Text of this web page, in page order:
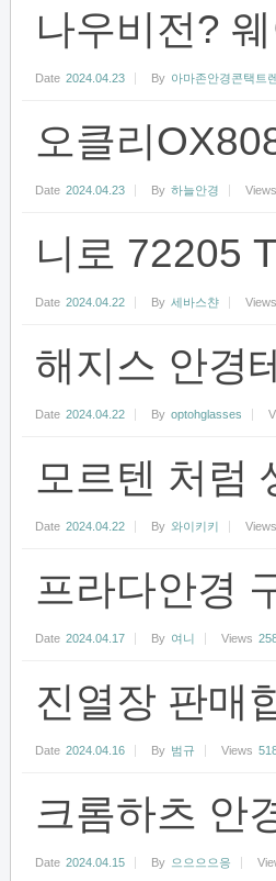
나우비전?
Date 2024.04.23 By 아마존안경콘택트
오클리
Date 2024.04.23 By 하늘안경 Views
니로 72205
Date 2024.04.22 By 세바스챤 Views
해지스 안경
Date 2024.04.22 By optohglasses
모르텐 처럼
Date 2024.04.22 By 와이키키 Views
프라다안경
Date 2024.04.17 By 여니 Views
진열장 판매
Date 2024.04.16 By 범규 Views
크롬하츠 안
Date 2024.04.15 By 으으으으응